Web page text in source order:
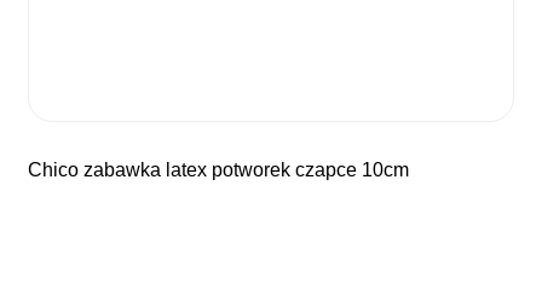
chico zabawka latex potworek czapce 10cm